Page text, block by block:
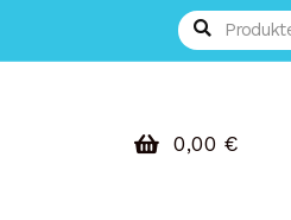
Suchen
nach:
Suchen
0,00 €